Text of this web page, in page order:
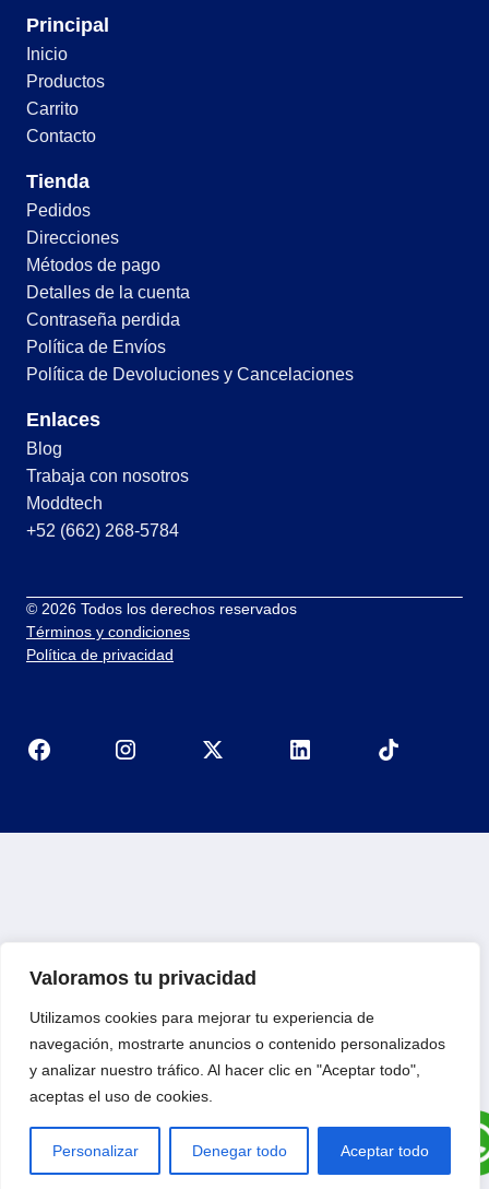
Valoramos tu privacidad
Utilizamos cookies para mejorar tu experiencia de
navegación, mostrarte anuncios o contenido personalizados
y analizar nuestro tráfico. Al hacer clic en "Aceptar todo",
aceptas el uso de cookies.
Personalizar Denegar todo Aceptar todo
Principal
Inicio
Productos
Carrito
Contacto
Tienda
Pedidos
Direcciones
Métodos de pago
Detalles de la cuenta
Contraseña perdida
Política de Envíos
Política de Devoluciones y Cancelaciones
Enlaces
Blog
Trabaja con nosotros
Moddtech
+52 (662) 268-5784
© 2026 Todos los derechos reservados
Términos y condiciones
Política de privacidad